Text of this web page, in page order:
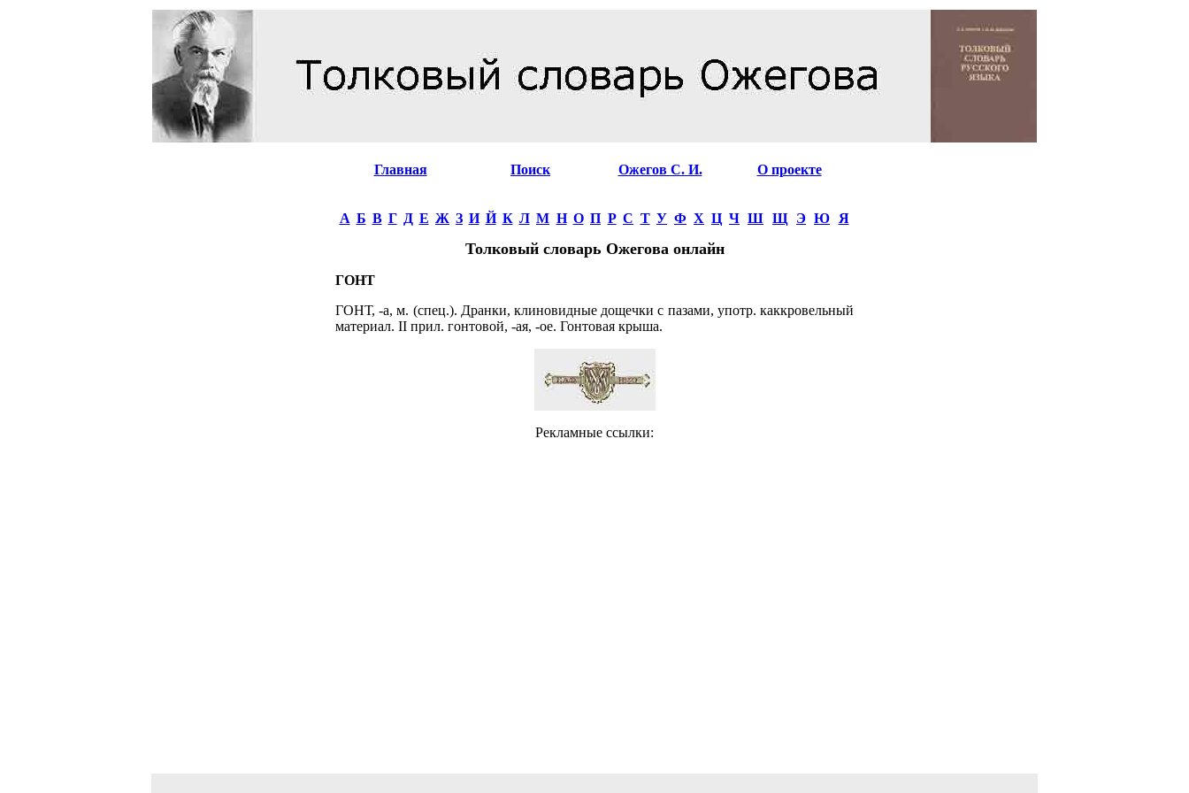
Главная Поиск Ожегов С. И. О проекте
А Б В Г Д Е Ж З И Й К Л М Н О П Р С Т У Ф Х Ц Ч Ш Щ Э Ю Я
Толковый словарь Ожегова онлайн
ГОНТ
ГОНТ, -а, м. (спец.). Дранки, клиновидные дощечки с пазами, употр. каккровельный
материал. II прил. гонтовой, -ая, -ое. Гонтовая крыша.
Рекламные ссылки: